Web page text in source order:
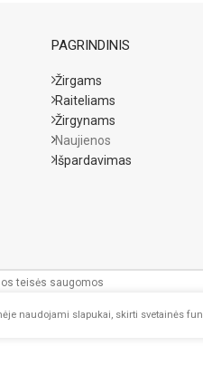
PAGRINDINIS
Žirgams
Raiteliams
Žirgynams
Naujienos
Išpardavimas
teisės saugomos
naudojami slapukai, skirti svetainės